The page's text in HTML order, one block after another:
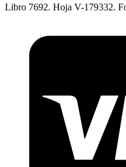
Libro 7692. Hoja V-179332.